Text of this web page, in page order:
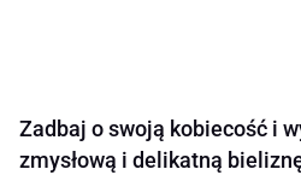
Zadbaj o swoją kobiecość i
zmysłową i delikatną